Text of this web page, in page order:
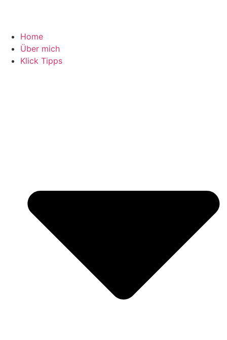
Home
Über mich
Klick Tipps